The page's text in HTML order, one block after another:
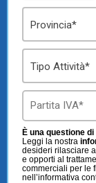
Provincia*
Tipo Attività*
È una questione
Leggi la nostra
desideri rilasciare
e opporti al
commerciali per le
nell’informativa